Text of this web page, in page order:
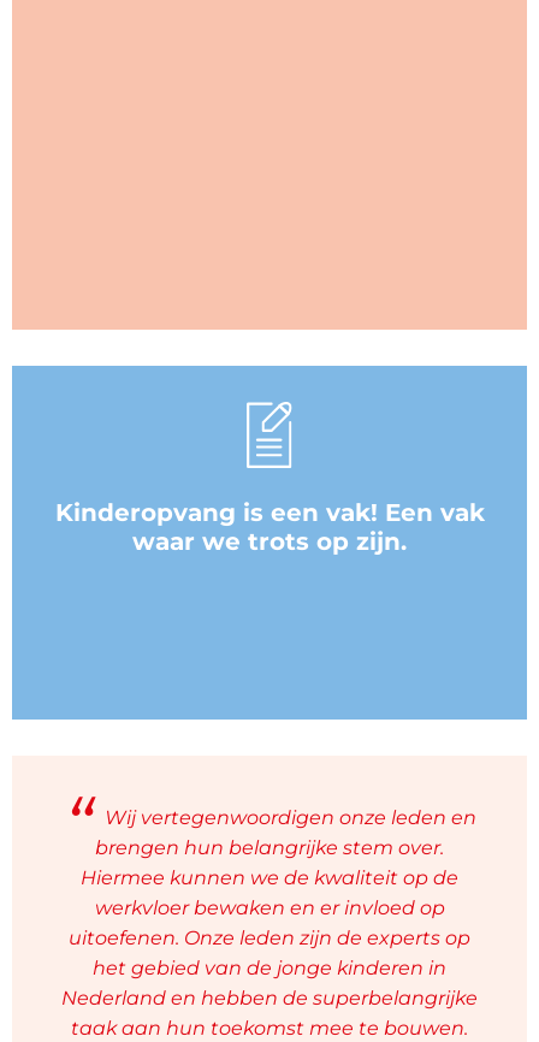
Kinderopvang is een vak! Een vak
waar we trots op zijn.
Wij vertegenwoordigen onze leden en
brengen hun belangrijke stem over.
Hiermee kunnen we de kwaliteit op de
werkvloer bewaken en er invloed op
uitoefenen. Onze leden zijn de experts op
het gebied van de jonge kinderen in
Nederland en hebben de superbelangrijke
taak aan hun toekomst mee te bouwen.